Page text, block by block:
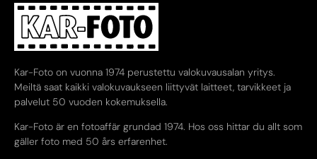
Kar-Foto on vuonna 1974 perustettu valokuvausalan yritys.
Meiltä saat kaikki valokuvaukseen liittyvät laitteet, tarvikkeet ja
palvelut 50 vuoden kokemuksella.
Kar-Foto är en fotoaffär grundad 1974. Hos oss hittar du allt som
gäller foto med 50 års erfarenhet.